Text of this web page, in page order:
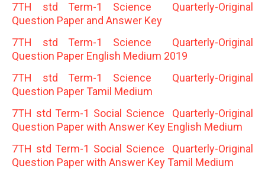
7TH std Term-1 Science Quarterly-Original
Question Paper and Answer Key
7TH std Term-1 Science Quarterly-Original
Question Paper English Medium 2019
7TH std Term-1 Science Quarterly-Original
Question Paper Tamil Medium
7TH std Term-1 Social Science Quarterly-Original
Question Paper with Answer Key English Medium
7TH std Term-1 Social Science Quarterly-Original
Question Paper with Answer Key Tamil Medium